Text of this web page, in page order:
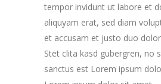
tempor invidunt ut labore et
aliquyam erat, sed diam
et accusam et justo duo
Stet clita kasd gubergren, no
sanctus est Lorem ipsum